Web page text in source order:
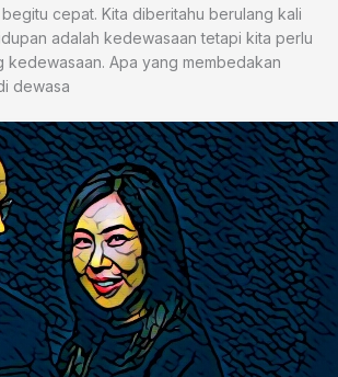
cepat. Kita diberitahu berulang kali
adalah kedewasaan tetapi kita perlu
kedewasaan. Apa yang membedakan
dewasa